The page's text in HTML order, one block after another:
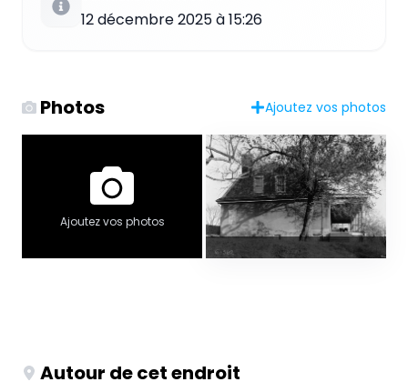
12 décembre 2025 à 15:26
Photos Ajoutez vos photos
Ajoutez vos photos
Autour de cet endroit